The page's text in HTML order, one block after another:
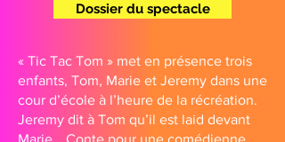
Dossier du spectacle
« Tic Tac Tom » met en présence trois
enfants, Tom, Marie et Jeremy dans une
cour d’école à l’heure de la récréation.
Jeremy dit à Tom qu’il est laid devant
Marie… Conte pour une comédienne,